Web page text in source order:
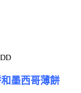
墨西哥薄餅